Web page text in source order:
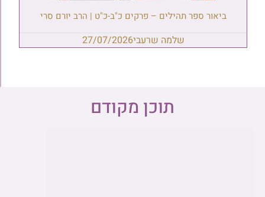
ביאור ספר תהילים – פרקים כ"ב-כ"ט | הרב יורם סרי
שלמה שרעבי27/07/2026
תוכן מקודם